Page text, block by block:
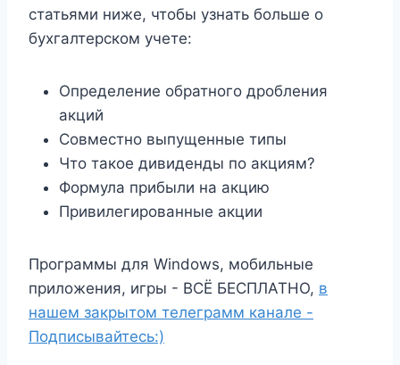
статьями ниже, чтобы узнать больше о
бухгалтерском учете:
Определение обратного дробления
акций
Совместно выпущенные типы
Что такое дивиденды по акциям?
Формула прибыли на акцию
Привилегированные акции
Программы для Windows, мобильные
приложения, игры - ВСЁ БЕСПЛАТНО, в
нашем закрытом телеграмм канале -
Подписывайтесь:)